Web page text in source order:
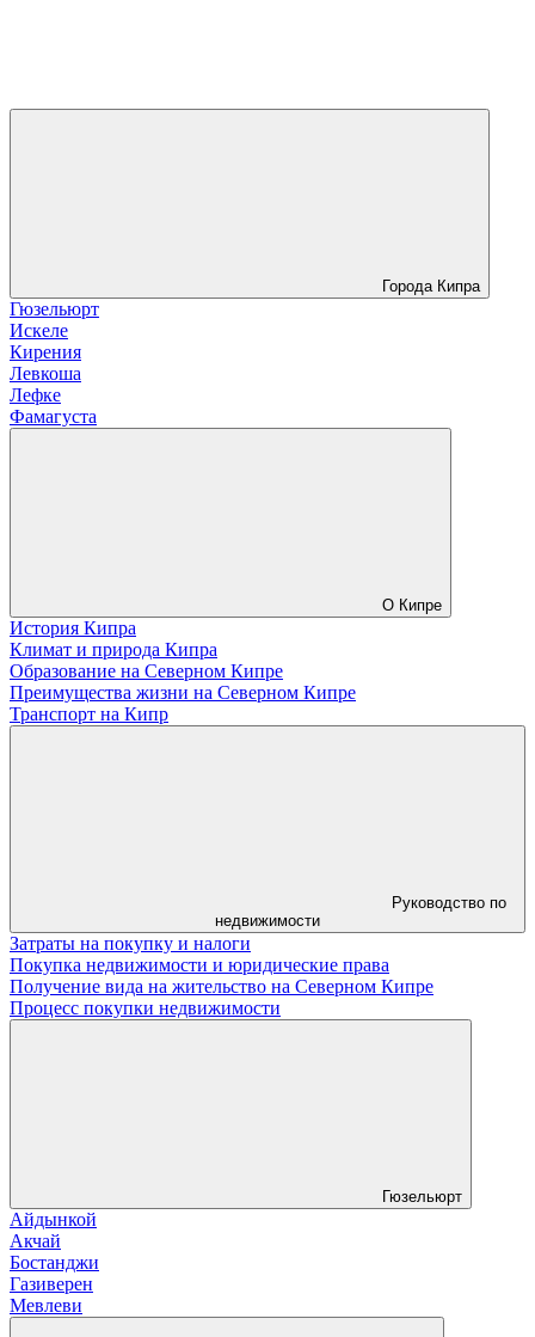
Города Кипра
Гюзельюрт
Искеле
Кирения
Левкоша
Лефке
Фамагуста
О Кипре
История Кипра
Климат и природа Кипра
Образование на Северном Кипре
Преимущества жизни на Северном Кипре
Транспорт на Кипр
Руководство по
недвижимости
Затраты на покупку и налоги
Покупка недвижимости и юридические права
Получение вида на жительство на Северном Кипре
Процесс покупки недвижимости
Гюзельюрт
Айдынкой
Акчай
Бостанджи
Газиверен
Мевлеви